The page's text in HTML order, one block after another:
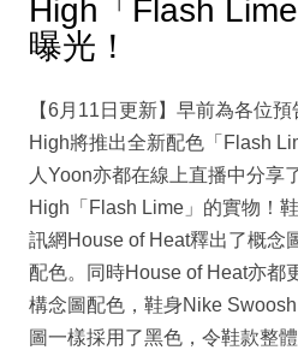
High「Flash
曝光！
【6月11日更新】早前為各位
High將推出全新配色「Flash
人Yoon亦都在線上直播中分享
High「Flash Lime」的實物！
訊網House of Heat釋出了概念
配色。同時House of Heat亦都
構念圖配色，鞋身Nike
圖一樣採用了黑色，令鞋款整